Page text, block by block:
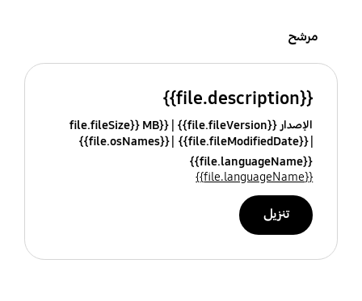
مرشح
{{file.description}}
الإصدار {{file.fileVersion}}
{{file.fileSize}} MB
{{file.fileModifiedDate}}
{{file.osNames}}
{{file.languageName}}
{{file.languageName}}
تنزيل